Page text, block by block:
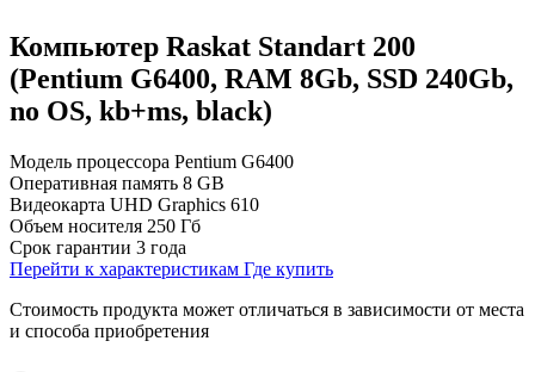
Компьютер Raskat Standart 200
(Pentium G6400, RAM 8Gb, SSD 240Gb,
no OS, kb+ms, black)
Модель процессора Pentium G6400
Оперативная память 8 GB
Видеокарта UHD Graphics 610
Объем носителя 250 Гб
Срок гарантии 3 года
Перейти к характеристикам Где купить
Стоимость продукта может отличаться в зависимости от места
и способа приобретения